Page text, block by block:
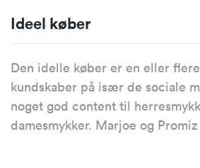
Ideel køber
Den idelle køber er en eller
kundskaber på især de sociale
noget god content til
damesmykker. Marjoe og Promiz